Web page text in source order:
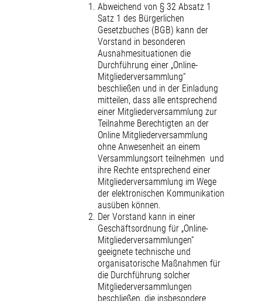
Abweichend von § 32 Absatz 1
Satz 1 des Bürgerlichen
Gesetzbuches (BGB) kann der
Vorstand in besonderen
Ausnahmesituationen die
Durchführung einer „Online-
Mitgliederversammlung“
beschließen und in der Einladung
mitteilen, dass alle entsprechend
einer Mitgliederversammlung zur
Teilnahme Berechtigten an der
Online Mitgliederversammlung
ohne Anwesenheit an einem
Versammlungsort teilnehmen und
ihre Rechte entsprechend einer
Mitgliederversammlung im Wege
der elektronischen Kommunikation
ausüben können.
Der Vorstand kann in einer
Geschäftsordnung für „Online-
Mitgliederversammlungen“
geeignete technische und
organisatorische Maßnahmen für
die Durchführung solcher
Mitgliederversammlungen
beschließen, die insbesondere